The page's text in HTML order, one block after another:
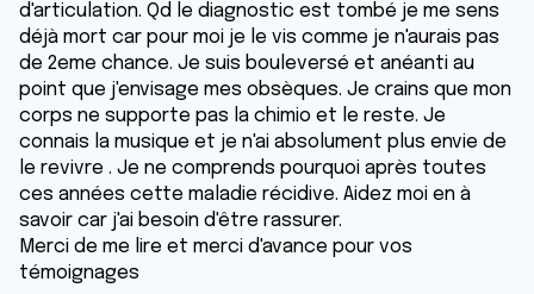
d'articulation. Qd le diagnostic est tombé je me sens
déjà mort car pour moi je le vis comme je n'aurais pas
de 2eme chance. Je suis bouleversé et anéanti au
point que j'envisage mes obsèques. Je crains que mon
corps ne supporte pas la chimio et le reste. Je
connais la musique et je n'ai absolument plus envie de
le revivre . Je ne comprends pourquoi après toutes
ces années cette maladie récidive. Aidez moi en à
savoir car j'ai besoin d'être rassurer.
Merci de me lire et merci d'avance pour vos
témoignages